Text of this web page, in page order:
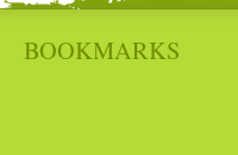
BOOKMARKS